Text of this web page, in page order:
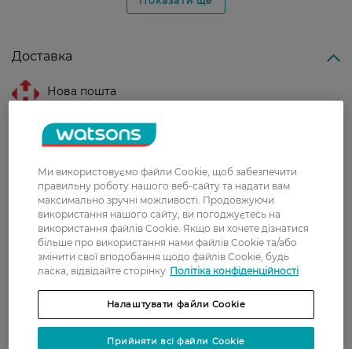
Доставка
Нова пошта
безкоштовно від 699 грн
Вартість доставки - 79 грн, безкоштовна
доставка від - 599 грн
Забрати сьогодні в магазині Watsons
Вартість доставки - 0 грн
Показати більше
Оплата карткою
Ми використовуємо файли Cookie, щоб забезпечити
правильну роботу нашого веб-сайту та надати вам
максимально зручні можливості. Продовжуючи
використання нашого сайту, ви погоджуєтесь на
використання файлів Cookie. Якщо ви хочете дізнатися
більше про використання нами файлів Cookie та/або
змінити свої вподобання щодо файлів Cookie, будь
ласка, відвідайте сторінку Політіка конфіденційності
Налаштувати файли Cookie
Прийняти всі файли Cookie